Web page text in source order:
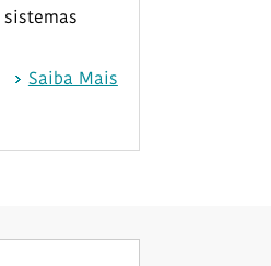
sistemas
Saiba Mais